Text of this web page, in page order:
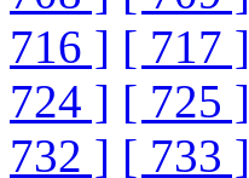
716 ] [ 717 ]
724 ] [ 725 ]
732 ] [ 733 ]